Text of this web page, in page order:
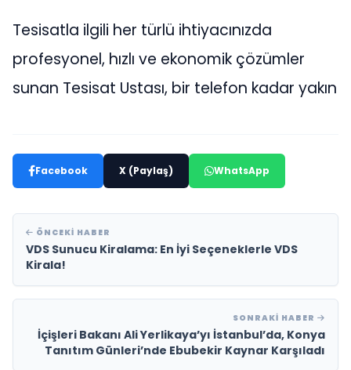
Tesisatla ilgili her türlü ihtiyacınızda
profesyonel, hızlı ve ekonomik çözümler
sunan Tesisat Ustası, bir telefon kadar yakın
Facebook X (Paylaş) WhatsApp
ÖNCEKI HABER
VDS Sunucu Kiralama: En İyi Seçeneklerle VDS
Kirala!
SONRAKI HABER
İçişleri Bakanı Ali Yerlikaya’yı İstanbul’da, Konya
Tanıtım Günleri’nde Ebubekir Kaynar Karşıladı